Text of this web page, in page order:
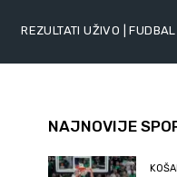
REZULTATI UŽIVO | FUDBAL
NAJNOVIJE